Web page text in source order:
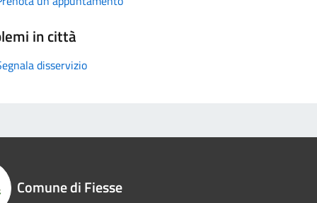
in città
disservizio
Comune di Fiesse